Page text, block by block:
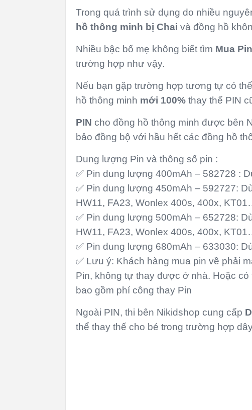
Trong quá trình sử dụng do nhiều
hồ thông minh bị Chai và đồng hồ
Nhiều bậc bố mẹ không biết tìm Mua
trường hợp như vậy.
Nếu bạn gặp trường hợp tương tự có
hồ thông minh mới 100% thay thế PIN
PIN cho đồng hồ thông minh được bên
bảo đồng bộ với hầu hết các đồng hồ
Dung lượng Pin và thông số pin :
✅ Pin dung lượng 400mAh – 582728 :
✅ Pin dung lượng 450mAh – 592727:
HW11, FA23, Wonlex 400s, 400x,
✅ Pin dung lượng 500mAh – 652728:
HW11, FA23, Wonlex 400s, 400x,
✅ Pin dung lượng 680mAh – 633030:
✅ Lưu ý: Khách hàng mua pin về phải
Pin, không tự thay được ở nhà. Hoặc
bao gồm phí công thay Pin
Ngoài PIN, thi bên Nikidshop cung cấp
thể thay thế cho bé trong trường hợp